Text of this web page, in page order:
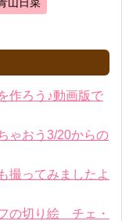
作ろう♪動画版で
ゃおう3/20からの
撮ってみましたよ
の切り絵 チェ・